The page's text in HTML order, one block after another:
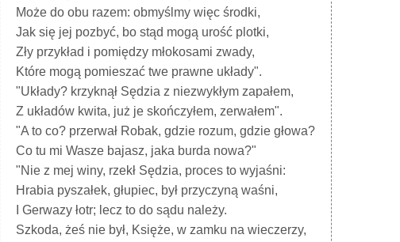
Może do obu razem: obmyślmy więc środki,
Jak się jej pozbyć, bo stąd mogą urość plotki,
Zły przykład i pomiędzy młokosami zwady,
Które mogą pomieszać twe prawne układy".
"Układy? krzyknął Sędzia z niezwykłym zapałem,
Z układów kwita, już je skończyłem, zerwałem".
"A to co? przerwał Robak, gdzie rozum, gdzie głowa?
Co tu mi Wasze bajasz, jaka burda nowa?"
"Nie z mej winy, rzekł Sędzia, proces to wyjaśni:
Hrabia pyszałek, głupiec, był przyczyną waśni,
I Gerwazy łotr; lecz to do sądu należy.
Szkoda, żeś nie był, Księże, w zamku na wieczerzy,